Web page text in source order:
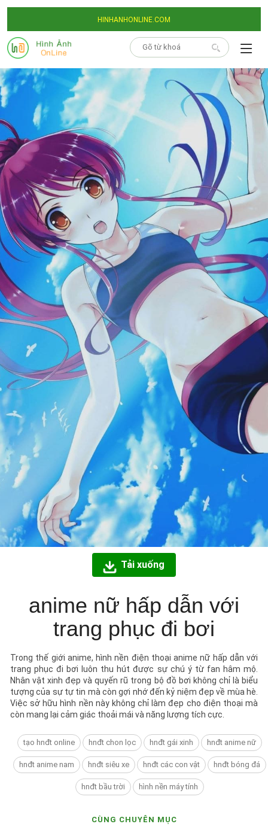
HINHANHONLINE.COM
Tải xuống
anime nữ hấp dẫn với
trang phục đi bơi
Trong thế giới anime, hình nền điện thoại anime nữ hấp dẫn với
trang phục đi bơi luôn thu hút được sự chú ý từ fan hâm mộ.
Nhân vật xinh đẹp và quyến rũ trong bộ đồ bơi không chỉ là biểu
tượng của sự tự tin mà còn gợi nhớ đến kỷ niệm đẹp về mùa hè.
Việc sở hữu hình nền này không chỉ làm đẹp cho điện thoại mà
còn mang lại cảm giác thoải mái và năng lượng tích cực.
tạo hnđt online hnđt chon lọc hnđt gái xinh hnđt anime nữ
hnđt anime nam hnđt siêu xe hnđt các con vật hnđt bóng đá
hnđt bầu trời hình nền máy tính
CÙNG CHUYÊN MỤC